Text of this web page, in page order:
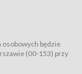
z
tj. uprawniające
będzie
(00-153) przy